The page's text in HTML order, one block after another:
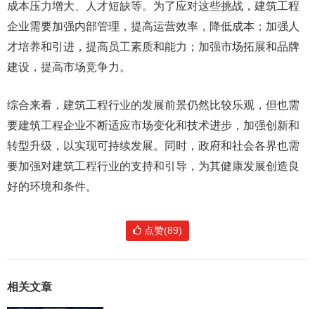
成本压力增大、人才短缺等。为了应对这些挑战，建筑工程
企业需要加强内部管理，提高运营效率，降低成本；加强人
才培养和引进，提高员工素质和能力；加强市场拓展和品牌
建设，提高市场竞争力。
综合来看，建筑工程行业的发展前景仍然比较乐观，但也需
要建筑工程企业不断适应市场变化和技术进步，加强创新和
转型升级，以实现可持续发展。同时，政府和社会各界也需
要加强对建筑工程行业的支持和引导，为其健康发展创造良
好的环境和条件。
点赞(89)
相关文章